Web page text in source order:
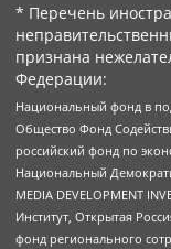
* Перечень
признана
Федерации:
Национальный фонд в
Общество Фонд
российский фонд по
Национальный
MEDIA DEVELOPMENT
Институт, Открытая
фонд регионального